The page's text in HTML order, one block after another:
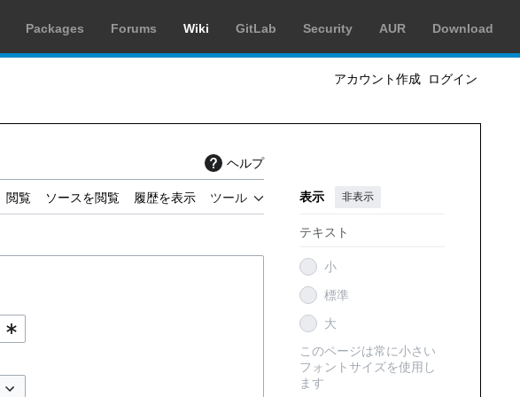
Packages Forums Wiki GitLab Security AUR Download
アカウント作成 ログイン
ヘルプ
閲覧 ソースを閲覧 履歴を表示 ツール 表示 非表示
テキスト
小
標準
大
このページは常に小さい
フォントサイズを使用し
ます